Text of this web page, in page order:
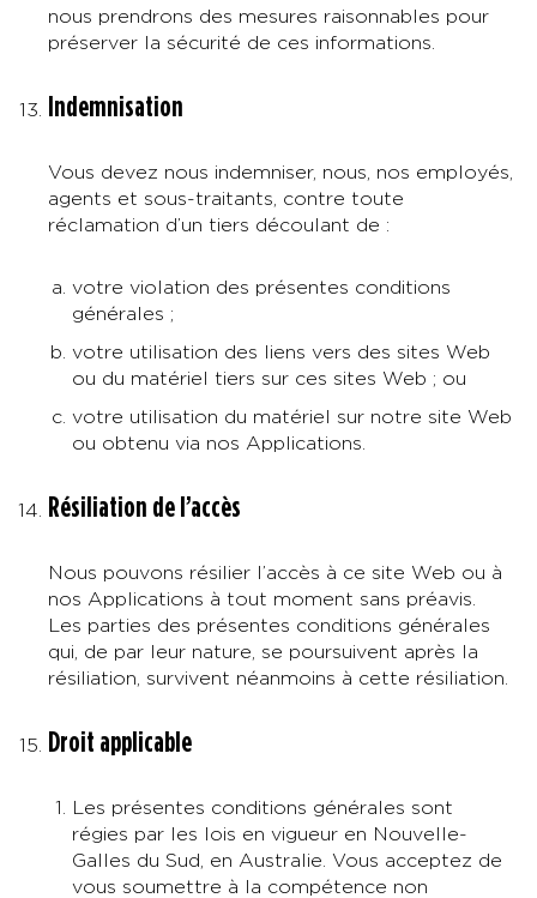
nous prendrons des mesures raisonnables pour
préserver la sécurité de ces informations.
Indemnisation
Vous devez nous indemniser, nous, nos employés,
agents et sous-traitants, contre toute
réclamation d’un tiers découlant de :
votre violation des présentes conditions
générales ;
votre utilisation des liens vers des sites Web
ou du matériel tiers sur ces sites Web ; ou
votre utilisation du matériel sur notre site Web
ou obtenu via nos Applications.
Résiliation de l’accès
Nous pouvons résilier l’accès à ce site Web ou à
nos Applications à tout moment sans préavis.
Les parties des présentes conditions générales
qui, de par leur nature, se poursuivent après la
résiliation, survivent néanmoins à cette résiliation.
Droit applicable
Les présentes conditions générales sont
régies par les lois en vigueur en Nouvelle-
Galles du Sud, en Australie. Vous acceptez de
vous soumettre à la compétence non